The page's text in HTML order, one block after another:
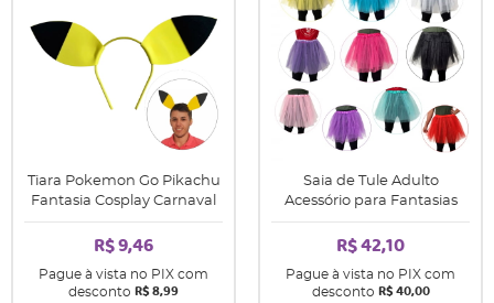
Tiara Pokemon Go Pikachu
Fantasia Cosplay Carnaval
R$ 9,46
Pague à vista no PIX com
desconto R$ 8,99
Saia de Tule Adulto
Acessório para Fantasias
R$ 42,10
Pague à vista no PIX com
desconto R$ 40,00